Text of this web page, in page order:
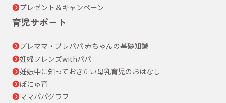
プレゼント＆キャンペーン
育児サポート
プレママ・プレパパ 赤ちゃんの基礎知識
妊婦フレンズwithパパ
妊娠中に知っておきたい母乳育児のおはなし
ぼにゅ育
ママパパグラフ